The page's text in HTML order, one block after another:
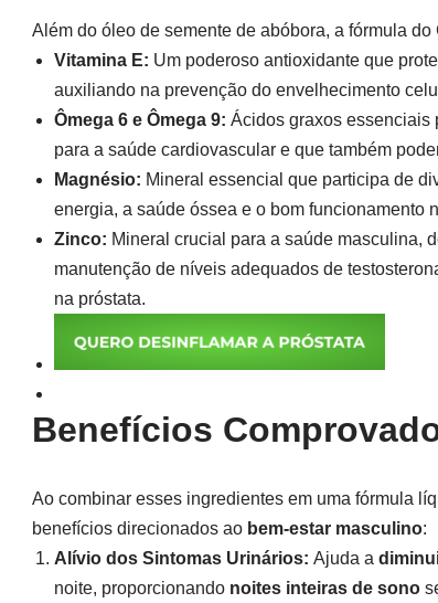
Além do óleo de semente de abóbora, a fórmula do
Vitamina E: Um poderoso antioxidante que
auxiliando na prevenção do envelhecimento
Ômega 6 e Ômega 9: Ácidos graxos essenciais
para a saúde cardiovascular e que também
Magnésio: Mineral essencial que participa de
energia, a saúde óssea e o bom funcionamento
Zinco: Mineral crucial para a saúde masculina,
manutenção de níveis adequados de
na próstata.
Benefícios
Ao combinar esses ingredientes em uma fórmula
benefícios direcionados ao bem-estar masculino:
Alívio dos Sintomas Urinários: Ajuda a
noite, proporcionando noites inteiras de sono